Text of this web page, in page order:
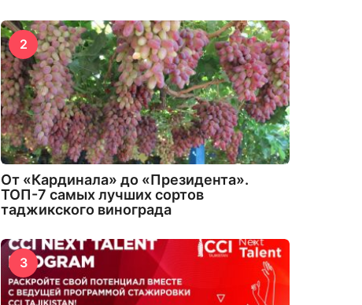
2
От «Кардинала» до «Президента».
ТОП-7 самых лучших сортов
таджикского винограда
3